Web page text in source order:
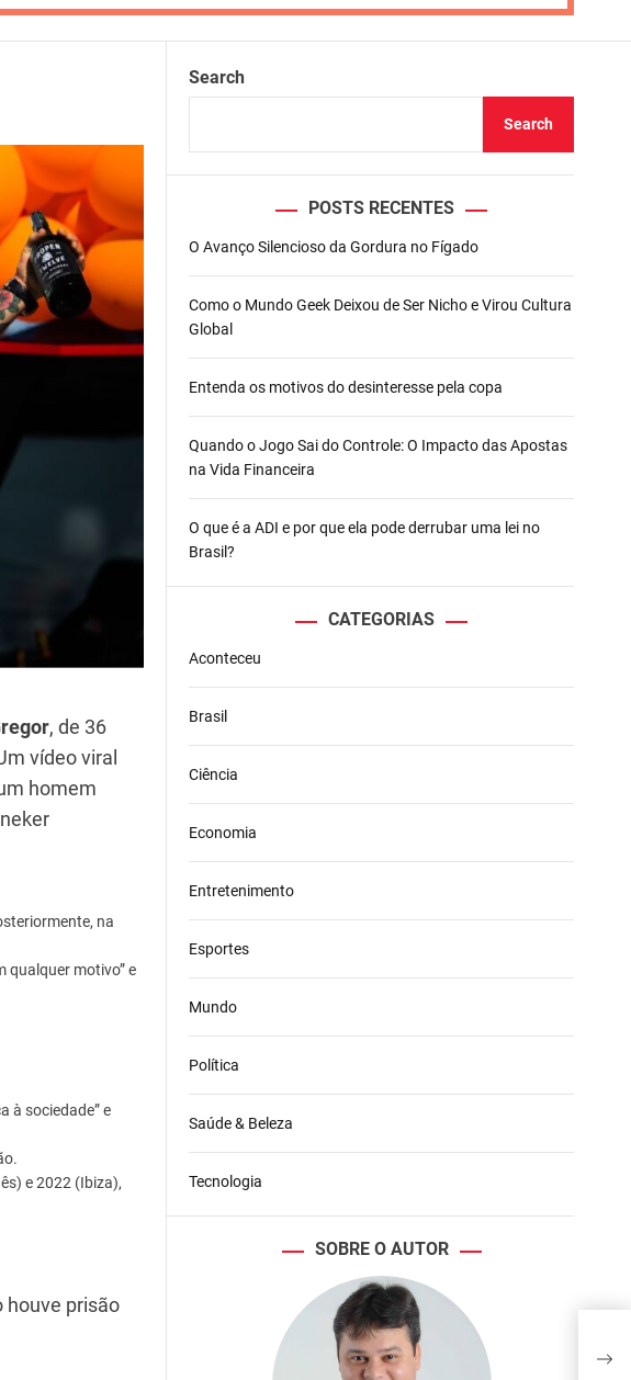
, de 36
vídeo viral
homem
na
qualquer motivo” e
à sociedade” e
e 2022 (Ibiza),
houve prisão
Search
Search
POSTS RECENTES
O Avanço Silencioso da Gordura no Fígado
Como o Mundo Geek Deixou de Ser Nicho e Virou Cultura
Global
Entenda os motivos do desinteresse pela copa
Quando o Jogo Sai do Controle: O Impacto das Apostas
na Vida Financeira
O que é a ADI e por que ela pode derrubar uma lei no
Brasil?
CATEGORIAS
Aconteceu
Brasil
Ciência
Economia
Entretenimento
Esportes
Mundo
Política
Saúde & Beleza
Tecnologia
SOBRE O AUTOR